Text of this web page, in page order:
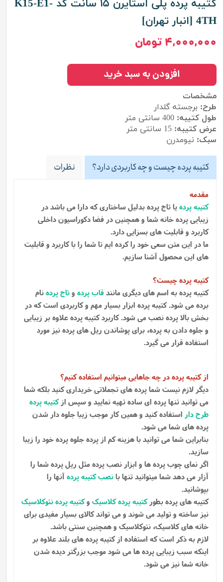
کتیبه پرده پلی استایرن ۱۵ سانت کد K15-E1-
4TH [انبار تهران]
۴,۰۰۰,۰۰۰ تومان
مشخصات
طرح: برجسته گلدار
طول کتیبه:
سانتی متر
عرض کتیبه: 15 سانتی متر
سبک: نیومدرن
افزودن به سبد خرید
کتیبه پرده چیست و چه کاربردی دارد؟ نظرات
مقدمه
کتیبه پردهیا تاج پرده بدلیل ساختاری که دارا می باشد در
زیبایی پرده خانه شما و همچنین در فضا دکوراسیون داخلی
کاربرد و قابلیت های بسزایی دارد.
ما در این متن سعی خود را کرده ایم تا شما را با کاربرد و قابلیت
های این محصول آشنا سازیم.
کتیبه پرده چیست؟
کتیبه پرده به اسم های دیگری مانندقاب پرده وتاج پردهنام
برده می شود. کتیبه پرده ابزار بسیار مهم و کاربردی است که در
بخش بالا پرده نصب می شود. کاربرد کتیبه پرده علاوه بر زیبایی
و جلوه دادن به پرده، برای پوشاندن ریل های پرده نیز مورد
استفاده قرار می گیرد.
از کتیبه پرده در چه جاهایی میتوانیم استفاده کنیم؟
دیگر لازم نیست شما پرده های تجملاتی خریداری کنید بلکه شما
می توانید تنها پرده ای ساده تهیه نمایید و سپس ازکتیبه پرده
طرح دار استفاده کنید و همین کار موجب زیبا جلوه دار شدن
پرده های شما می شود.
بنابراین شما می توانید با هزینه کم از پرده جلوه پرده خود را زیبا
سازید.
اگر نمای چوب پرده ها و ابزار نصب پرده مثل ریل پرده شما را
آزار می دهد شما میتوانید تنها بانصب کتیبه پردهآنها را
بپوشانید.
کتیبه های پرده بطورکتیبه پرده کلاسیک وکتیبه پرده نئوکلاسیک
نیز ساخته و تولید می شوند و می تواند کالای بسیار مفیدی برای
خانه های کلاسیک، نئوکلاسیک و همچنین سنتی باشد.
لازم به ذکر است که استفاده از کتیبه پرده های بلند علاوه بر
اینکه سبب زیبایی پرده ها می شود موجب بزرگتر دیده شدن
خانه شما نیز می شود.